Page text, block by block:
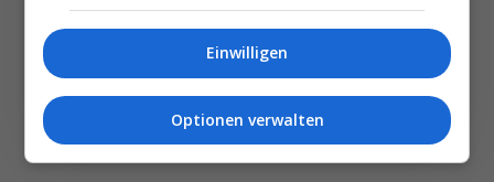
NEWSLETTER ENTDECKEN
Einwilligen
Optionen verwalten